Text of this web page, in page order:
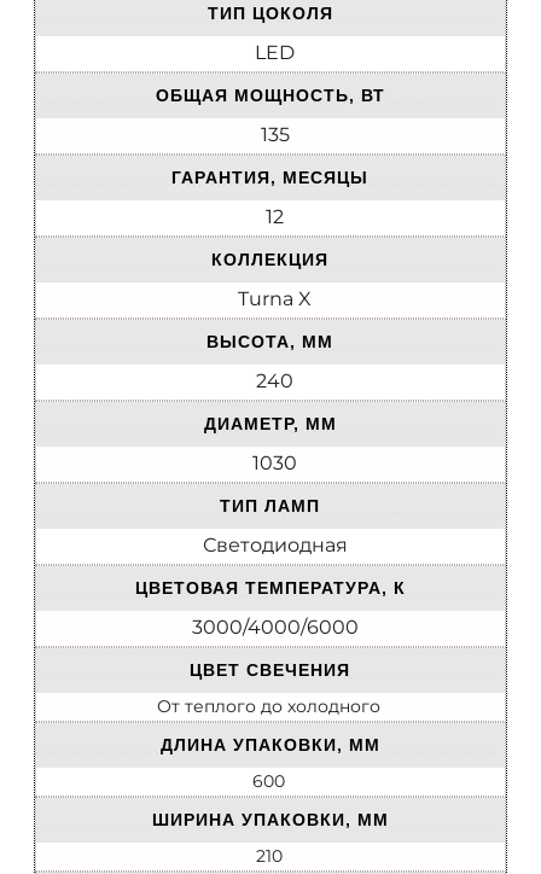
ТИП ЦОКОЛЯ
LED
ОБЩАЯ МОЩНОСТЬ, ВТ
135
ГАРАНТИЯ, МЕСЯЦЫ
12
КОЛЛЕКЦИЯ
Turna X
ВЫСОТА, ММ
240
ДИАМЕТР, ММ
1030
ТИП ЛАМП
Светодиодная
ЦВЕТОВАЯ ТЕМПЕРАТУРА, К
3000/4000/6000
ЦВЕТ СВЕЧЕНИЯ
От теплого до холодного
ДЛИНА УПАКОВКИ, ММ
600
ШИРИНА УПАКОВКИ, ММ
210